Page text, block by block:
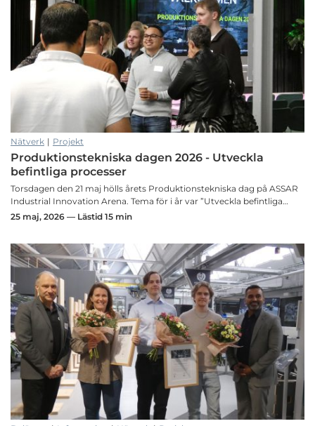
Nätverk | Projekt
Produktionstekniska dagen 2026 - Utveckla
befintliga processer
Torsdagen den 21 maj hölls årets Produktionstekniska dag på ASSAR
Industrial Innovation Arena. Tema för i år var ”Utveckla befintliga…
25 maj, 2026 — Lästid 15 min